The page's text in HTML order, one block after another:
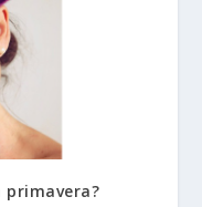
primavera?